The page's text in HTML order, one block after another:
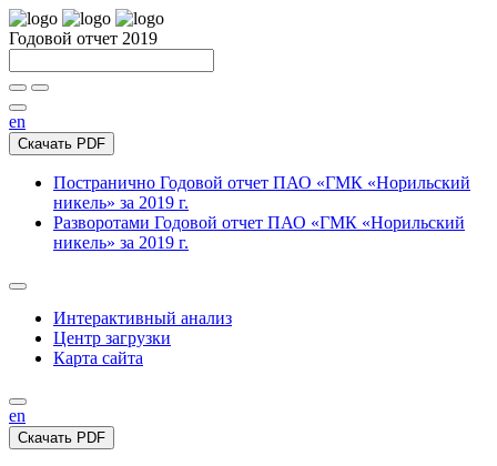
Годовой отчет 2019
en
Скачать PDF
Постранично Годовой отчет ПАО «ГМК «Норильский
никель» за 2019 г.
Разворотами Годовой отчет ПАО «ГМК «Норильский
никель» за 2019 г.
Интерактивный анализ
Центр загрузки
Карта сайта
en
Скачать PDF